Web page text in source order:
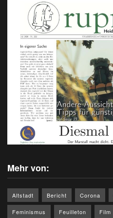
Mehr von:
Altstadt Bericht Corona
Feminismus Feuilleton Film